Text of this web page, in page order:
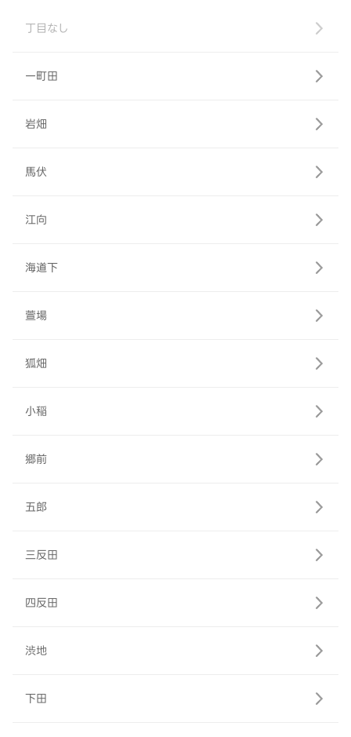
丁目なし
一町田
岩畑
馬伏
江向
海道下
萱場
狐畑
小稲
郷前
五郎
三反田
四反田
渋地
下田